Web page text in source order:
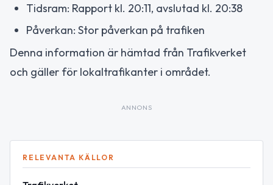
Tidsram: Rapport kl. 20:11, avslutad kl. 20:38
Påverkan: Stor påverkan på trafiken
Denna information är hämtad från Trafikverket
och gäller för lokaltrafikanter i området.
ANNONS
RELEVANTA KÄLLOR